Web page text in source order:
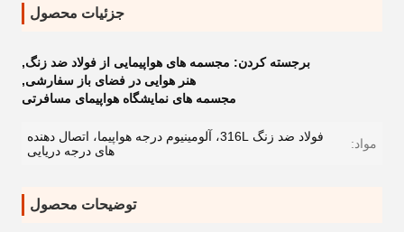
جزئیات محصول
برجسته کردن: مجسمه های هواپیمایی از فولاد ضد زنگ,
هنر هوایی در فضای باز سفارشی,
مجسمه های نمایشگاه هواپیمای مسافرتی
مواد:
فولاد ضد زنگ 316L، آلومینیوم درجه هواپیما، اتصال دهنده
های درجه دریایی
توضیحات محصول